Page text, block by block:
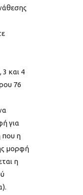
και 4
76
για
που η
μορφή
η